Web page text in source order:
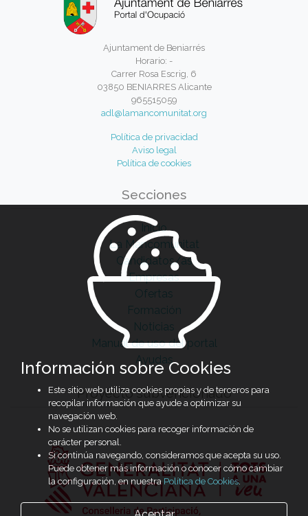
Ajuntament de Beniarrés
Horario: -
Carrer Rosa Escrig, 6
03850 BENIARRES Alicante
965515059
adl@lamancomunitat.org
Política de privacidad
Aviso legal
Política de cookies
Secciones
Inicio
La Mancomunitat
Candidatos/as
Empresas
Ofertas
Formación
Noticias
Manual de uso del portal
Ayudas
Proyecto subvencionado
Información sobre Cookies
Este sitio web utiliza cookies propias y de terceros para
recopilar información que ayude a optimizar su
navegación web.
No se utilizan cookies para recoger información de
carácter personal.
Si continúa navegando, consideramos que acepta su uso.
Puede obtener más información o conocer cómo cambiar
la configuración, en nuestra Política de Cookies.